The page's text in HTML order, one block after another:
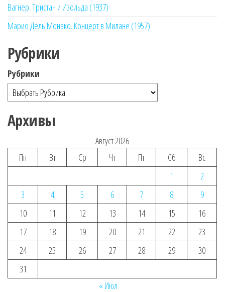
Вагнер. Тристан и Изольда (1937)
Марио Дель Монако. Концерт в Милане (1957)
Рубрики
Рубрики
Архивы
Август 2026
Пн
Вт Ср Чт Пт Сб
Вс
1
2
3
4 5 6 7 8
9
10
11 12 13 14 15
16
17
18 19 20 21 22
23
24
25 26 27 28 29
30
31
« Июл